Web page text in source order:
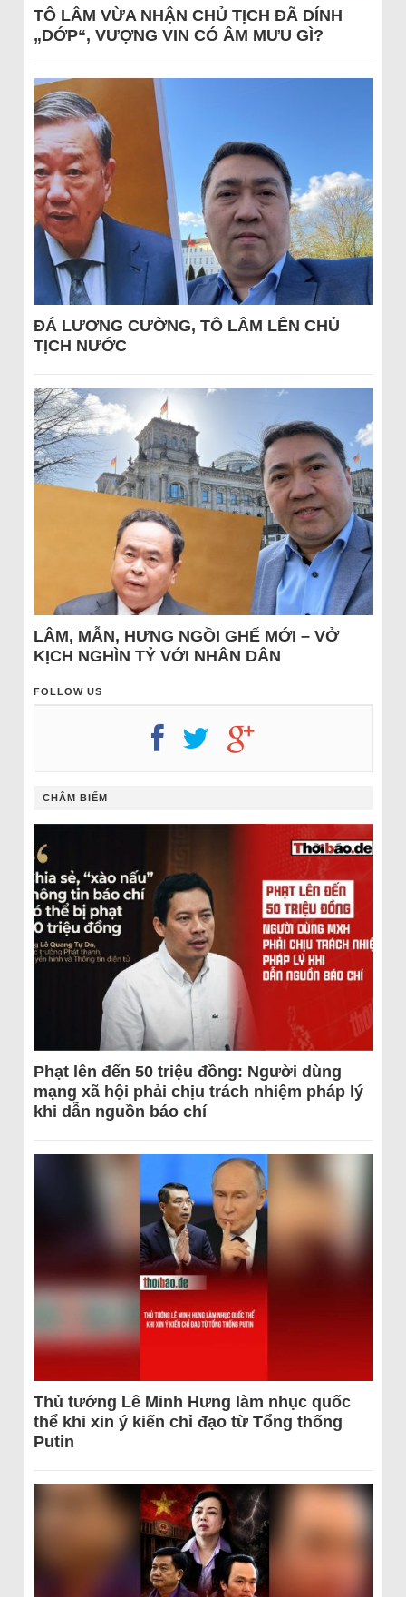
TÔ LÂM VỪA NHẬN CHỦ TỊCH ĐÃ DÍNH
„DỚP“, VƯỢNG VIN CÓ ÂM MƯU GÌ?
ĐÁ LƯƠNG CƯỜNG, TÔ LÂM LÊN CHỦ
TỊCH NƯỚC
LÂM, MẪN, HƯNG NGỒI GHẾ MỚI – VỞ
KỊCH NGHÌN TỶ VỚI NHÂN DÂN
FOLLOW US
CHÂM BIẾM
Phạt lên đến 50 triệu đồng: Người dùng
mạng xã hội phải chịu trách nhiệm pháp lý
khi dẫn nguồn báo chí
Thủ tướng Lê Minh Hưng làm nhục quốc
thể khi xin ý kiến chỉ đạo từ Tổng thống
Putin